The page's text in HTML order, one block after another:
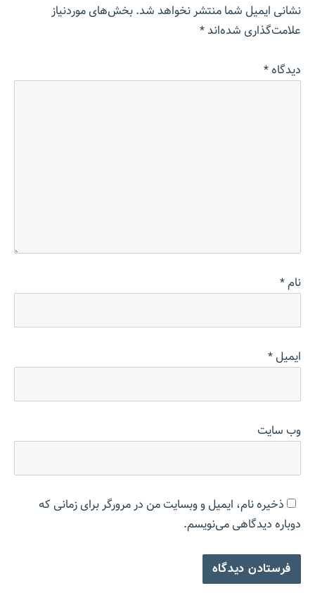
نشانی ایمیل شما منتشر نخواهد شد.بخش‌های موردنیاز
علامت‌گذاری شده‌اند*
دیدگاه*
نام*
ایمیل*
وب‌ سایت
ذخیره نام، ایمیل و وبسایت من در مرورگر برای زمانی که
دوباره دیدگاهی می‌نویسم.